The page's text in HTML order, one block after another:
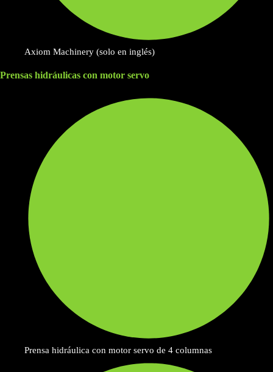
Axiom Machinery (solo en inglés)
Prensas hidráulicas con motor servo
Prensa hidráulica con motor servo de 4 columnas